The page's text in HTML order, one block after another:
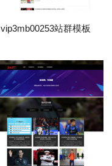
vip3mb00253站群模板